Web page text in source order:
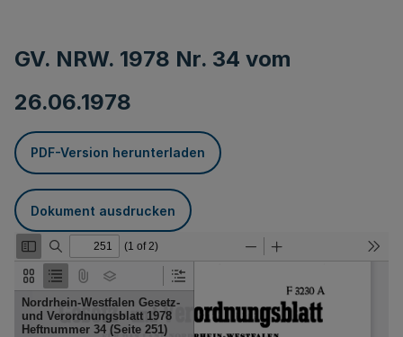
GV. NRW. 1978 Nr. 34 vom
26.06.1978
PDF-Version herunterladen
Dokument ausdrucken